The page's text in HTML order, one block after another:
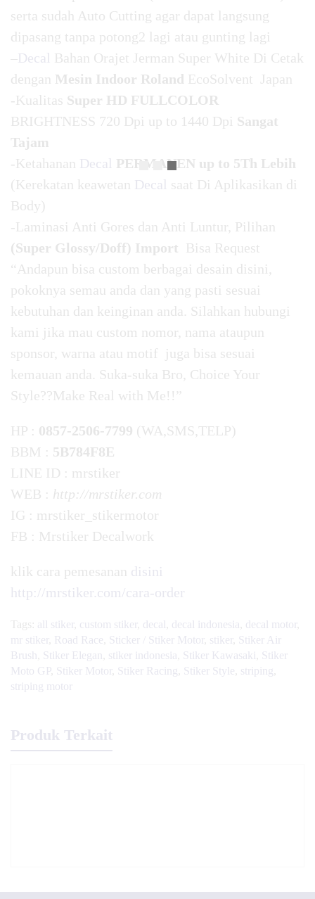
serta sudah Auto Cutting agar dapat langsung
dipasang tanpa potong2 lagi atau gunting lagi
–Decal Bahan Orajet Jerman Super White Di Cetak
dengan Mesin Indoor Roland EcoSolvent Japan
-Kualitas Super HD FULLCOLOR
BRIGHTNESS 720 Dpi up to 1440 Dpi Sangat
Tajam
-Ketahanan Decal PERMANEN up to 5Th Lebih
(Kerekatan keawetan Decal saat Di Aplikasikan di
Body)
-Laminasi Anti Gores dan Anti Luntur, Pilihan
(Super Glossy/Doff) Import Bisa Request
“Andapun bisa custom berbagai desain disini,
pokoknya semau anda dan yang pasti sesuai
kebutuhan dan keinginan anda. Silahkan hubungi
kami jika mau custom nomor, nama ataupun
sponsor, warna atau motif juga bisa sesuai
kemauan anda. Suka-suka Bro, Choice Your
Style??Make Real with Me!!”
HP : 0857-2506-7799 (WA,SMS,TELP)
BBM : 5B784F8E
LINE ID : mrstiker
WEB : http://mrstiker.com
IG : mrstiker_stikermotor
FB : Mrstiker Decalwork
klik cara pemesanan disini
http://mrstiker.com/cara-order
Tags: all stiker custom stiker decal decal indonesia decal motor
mr stiker
Road Race Sticker / Stiker Motor stiker
Stiker Air
Brush
Stiker Elegan stiker indonesia Stiker Kawasaki
Stiker
Moto GP , Stiker Motor Stiker Racing Stiker Style striping
striping motor
Produk Terkait